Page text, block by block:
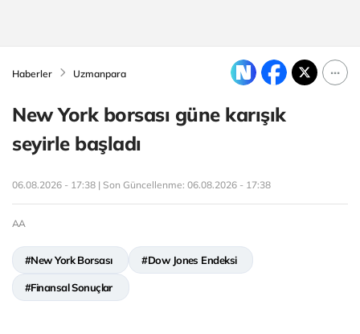
Haberler Uzmanpara
New York borsası güne karışık
seyirle başladı
06.08.2026 - 17:38 | Son Güncellenme: 06.08.2026 - 17:38
AA
#New York Borsası #Dow Jones Endeksi
#Finansal Sonuçlar